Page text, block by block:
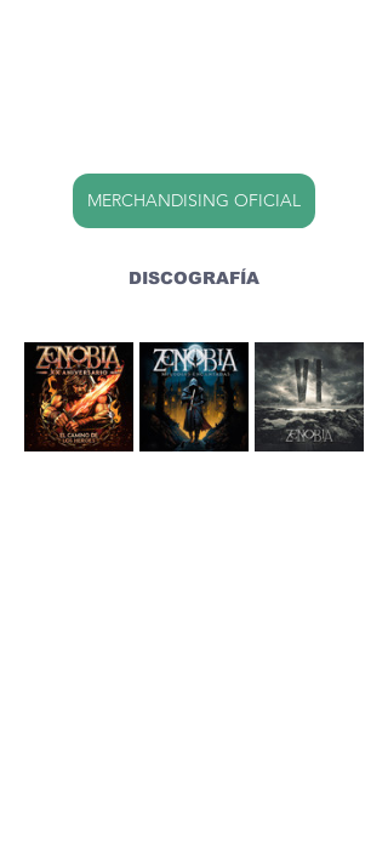
MERCHANDISING OFICIAL
DISCOGRAFÍA